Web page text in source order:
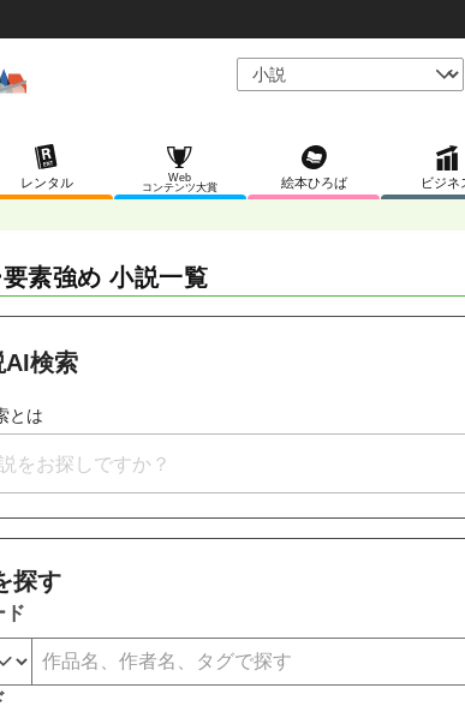
レンタル
Web
コンテンツ大賞
絵本ひろば ビジネ
素強め 小説一覧
AI検索
とは
探す
ド